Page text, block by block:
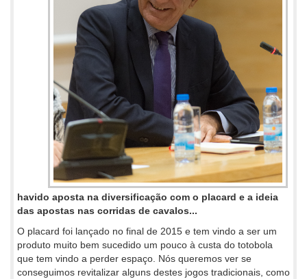
havido aposta na diversificação com o placard e a ideia
das apostas nas corridas de cavalos...
O placard foi lançado no final de 2015 e tem vindo a ser um
produto muito bem sucedido um pouco à custa do totobola
que tem vindo a perder espaço. Nós queremos ver se
conseguimos revitalizar alguns destes jogos tradicionais, como